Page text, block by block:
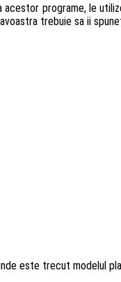
programe, le
trebuie sa ii
este trecut modelul